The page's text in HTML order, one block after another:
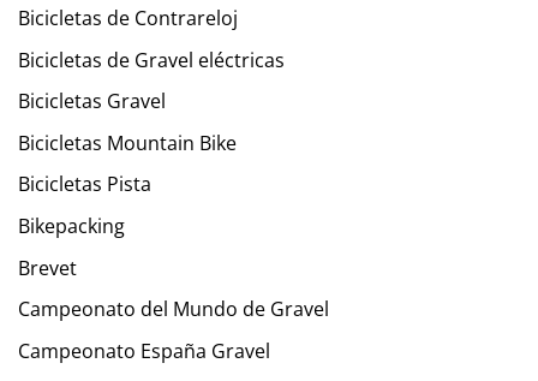
Bicicletas de Contrareloj
Bicicletas de Gravel eléctricas
Bicicletas Gravel
Bicicletas Mountain Bike
Bicicletas Pista
Bikepacking
Brevet
Campeonato del Mundo de Gravel
Campeonato España Gravel